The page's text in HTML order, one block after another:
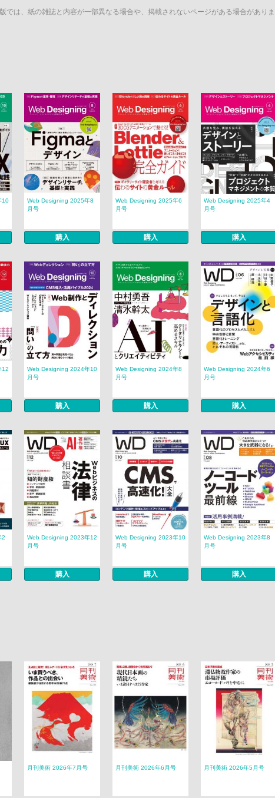
では、紙の雑誌と内容が一部異なる場合や、掲載されないページがある場合がありま
10
Web Designing 2025年8
月号
購入
Web Designing 2025年6
月号
購入
Web Designing 2025年4
月号
購入
12
Web Designing 2024年10
月号
購入
Web Designing 2024年8
月号
購入
Web Designing 2024年6
月号
購入
2
Web Designing 2023年12
月号
購入
Web Designing 2023年10
月号
購入
Web Designing 2023年8
月号
購入
月刊美術 2026年7月号 月刊美術 2026年6月号 月刊美術 2026年5月号